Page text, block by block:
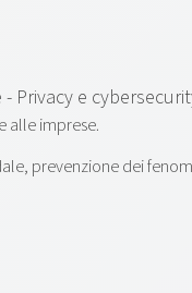
Privacy e
alle imprese.
prevenzione dei